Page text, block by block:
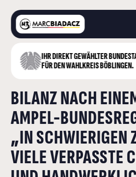
IHR DIREKT GEWÄHLTER
FÜR DEN WAHLKREIS BÖBLINGEN.
STARTSEITE
LANDKREIS
DEUTSCHER
AKTUELLES
KONTAKT
BILANZ NACH
AMPEL-
„IN SCHWIERIGEN
VIELE VERPASSTE